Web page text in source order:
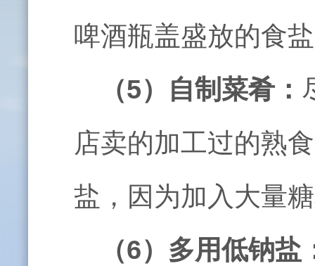
啤酒瓶盖盛放的食
（5）自制菜肴：
店卖的加工过的熟
盐，因为加入大量
（6）多用低钠盐